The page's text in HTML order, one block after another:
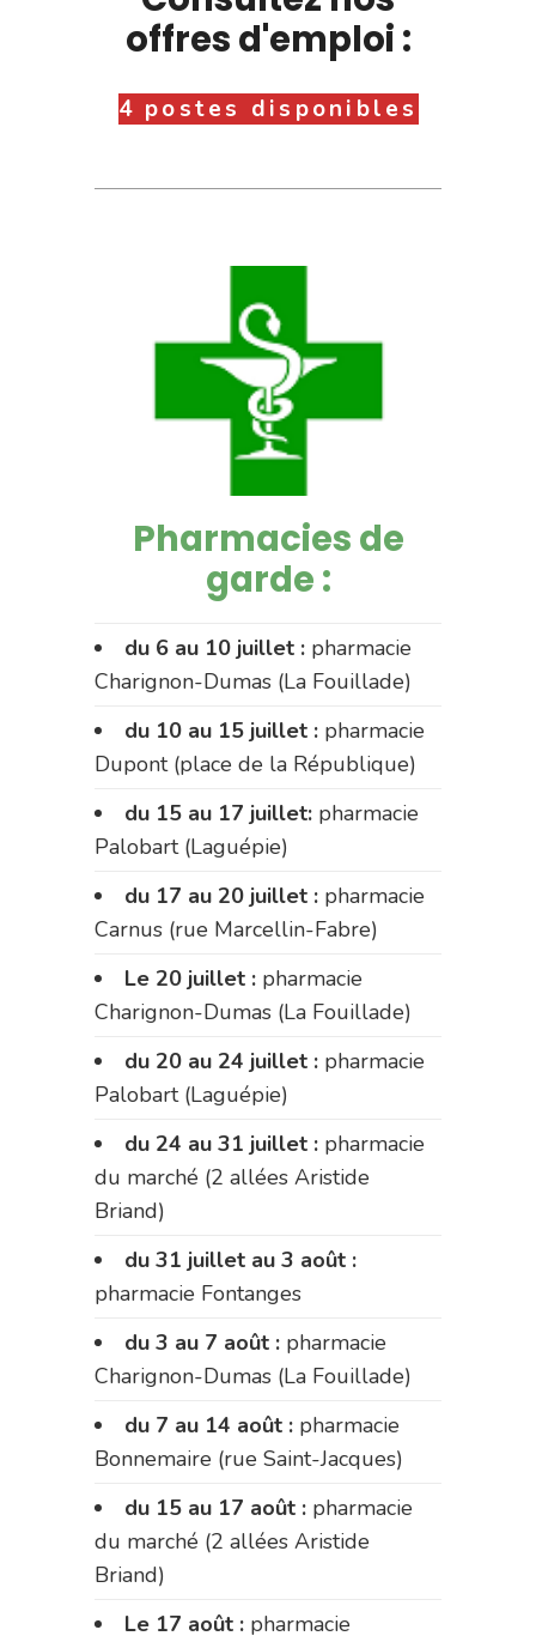
offres d'emploi :
4 postes disponibles
Pharmacies de
garde :
du 6 au 10 juillet : pharmacie
Charignon-Dumas (La Fouillade)
du 10 au 15 juillet : pharmacie
Dupont (place de la République)
du 15 au 17 juillet: pharmacie
Palobart (Laguépie)
du 17 au 20 juillet : pharmacie
Carnus (rue Marcellin-Fabre)
Le 20 juillet : pharmacie
Charignon-Dumas (La Fouillade)
du 20 au 24 juillet : pharmacie
Palobart (Laguépie)
du 24 au 31 juillet : pharmacie
du marché (2 allées Aristide
Briand)
du 31 juillet au 3 août :
pharmacie Fontanges
du 3 au 7 août : pharmacie
Charignon-Dumas (La Fouillade)
du 7 au 14 août : pharmacie
Bonnemaire (rue Saint-Jacques)
du 15 au 17 août : pharmacie
du marché (2 allées Aristide
Briand)
Le 17 août : pharmacie